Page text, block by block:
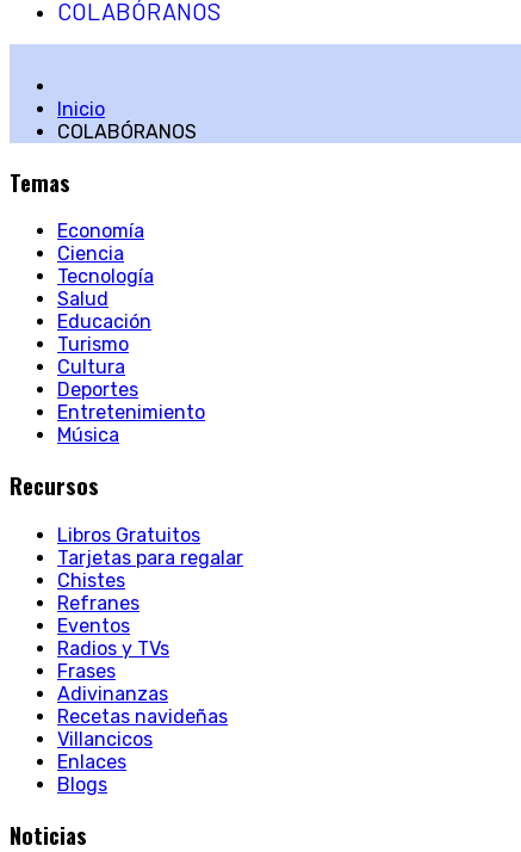
COLABÓRANOS
Inicio
COLABÓRANOS
Temas
Economía
Ciencia
Tecnología
Salud
Educación
Turismo
Cultura
Deportes
Entretenimiento
Música
Recursos
Libros Gratuitos
Tarjetas para regalar
Chistes
Refranes
Eventos
Radios y TVs
Frases
Adivinanzas
Recetas navideñas
Villancicos
Enlaces
Blogs
Noticias